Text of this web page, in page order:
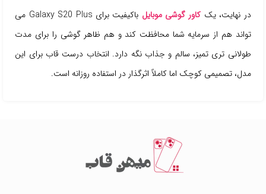
در نهایت، یک کاور گوشی موبایل
باکیفیت برای Galaxy S20 Plus می
تواند هم از سرمایه شما محافظت کند و هم ظاهر گوشی را برای مدت
طولانی تری تمیز، سالم و جذاب نگه دارد. انتخاب درست قاب برای این
مدل، تصمیمی کوچک اما کاملاً اثرگذار در استفاده روزانه است.